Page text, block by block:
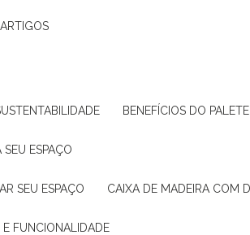
ARTIGOS
BENEFÍCIOS DO
SEU ESPAÇO
SEU ESPAÇO CAIXA DE MADEIRA COM
E FUNCIONALIDADE